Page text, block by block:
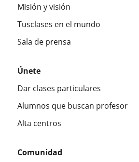
Misión y visión
Tusclases en el mundo
Sala de prensa
Únete
Dar clases particulares
Alumnos que buscan profesor
Alta centros
Comunidad